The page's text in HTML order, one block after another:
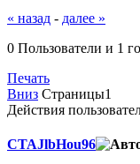
« назад - далее »
0 Пользователи и 1
Печать
Вниз Страницы1
Действия
CTAJlbHou96